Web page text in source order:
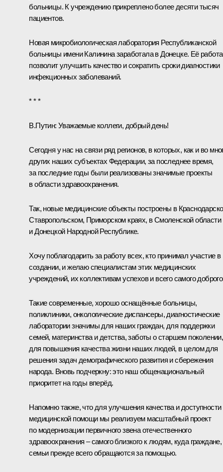
больницы. К учреждению прикреплено более десяти тысяч
пациентов.
Новая микробиологическая лаборатория Республиканской
больницы имени Калинина заработала в Донецке. Её работа
позволит улучшить качество и сократить сроки диагностики
инфекционных заболеваний.
* * *
В.Путин: Уважаемые коллеги, добрый день!
Сегодня у нас на связи ряд регионов, в которых, как и во
других наших субъектах Федерации, за последнее время,
за последние годы были реализованы значимые проекты
в области здравоохранения.
Так, новые медицинские объекты построены в
Ставропольском, Приморском краях, в Смоленской области
и Донецкой Народной Республике.
Хочу поблагодарить за работу всех, кто принимал участие в
создании, и желаю специалистам этих медицинских
учреждений, их коллективам успехов и всего самого
Такие современные, хорошо оснащённые больницы,
поликлиники, онкологические диспансеры, диагностические
лаборатории значимы для наших граждан, для поддержки
семей, материнства и детства, заботы о старшем поколении,
для повышения качества жизни наших людей, в целом для
решения задач демографического развития и сбережения
народа. Вновь подчеркну: это наш общенациональный
приоритет на годы вперёд.
Напомню также, что для улучшения качества и доступности
медицинской помощи мы реализуем масштабный проект
по модернизации первичного звена отечественного
здравоохранения – самого близкого к людям, куда граждане,
семьи прежде всего обращаются за помощью.